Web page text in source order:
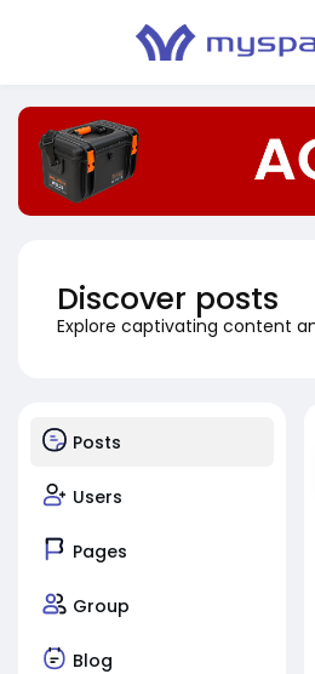
Discover posts
Explore captivating content
Posts
Users
Pages
Group
Blog